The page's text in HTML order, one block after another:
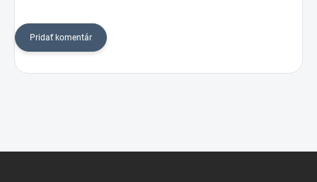
Pridať komentár